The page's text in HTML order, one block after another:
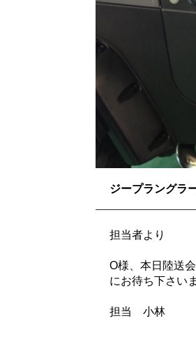
ジープラングラ
担当者より
O様、本日陸送
にお待ち下さい
担当 小林